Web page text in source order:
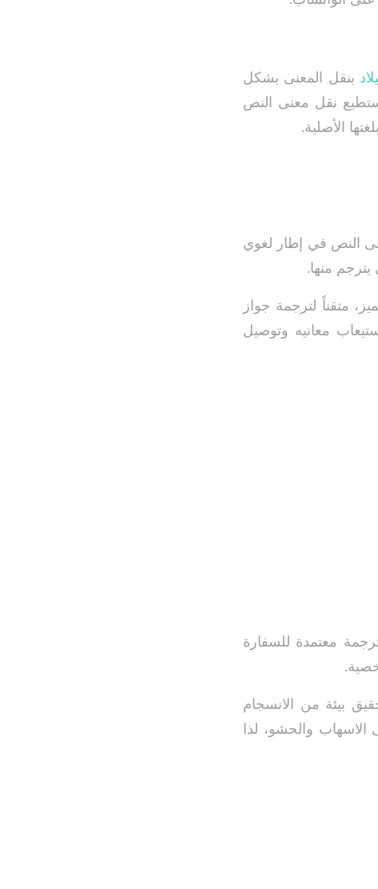
بنقل المعنى بشكل
نقل معنى النص
الأصلية.
النص في إطار لغوي
منها.
متقناً لترجمة جواز
معانيه وتوصيل
معتمدة للسفارة
بيئة من الانسجام
الاسهاب والحشو، لذا